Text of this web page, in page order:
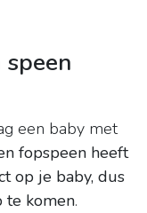
een baby met
fopspeen heeft
op je baby, dus
te komen.